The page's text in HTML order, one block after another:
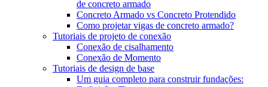
de concreto armado
Concreto Armado vs Concreto Protendido
Como projetar vigas de concreto armado?
Tutoriais de projeto de conexão
Conexão de cisalhamento
Conexão de Momento
Tutoriais de design de base
Um guia completo para construir fundações: